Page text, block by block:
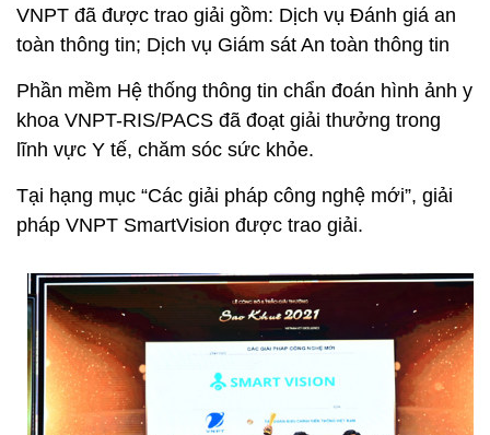
VNPT đã được trao giải gồm: Dịch vụ Đánh giá an
toàn thông tin; Dịch vụ Giám sát An toàn thông tin
Phần mềm Hệ thống thông tin chẩn đoán hình ảnh y
khoa VNPT-RIS/PACS đã đoạt giải thưởng trong
lĩnh vực Y tế, chăm sóc sức khỏe.
Tại hạng mục “Các giải pháp công nghệ mới”, giải
pháp VNPT SmartVision được trao giải.